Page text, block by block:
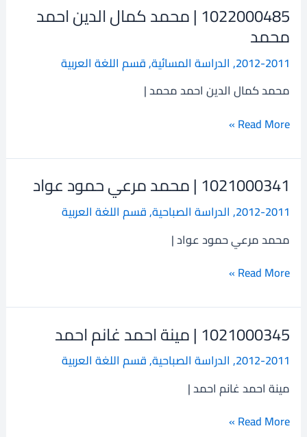
1022000485 | محمد كمال الدين احمد
محمد
2012-2011
, الدراسة المسائية,قسم اللغة العربية
محمد كمال الدين احمد محمد |
1022000485
|
محمد
كمال
احمد
Read More »
1021000341 | محمد مرعي حمود عواد
2012-2011
, الدراسة الصباحية,قسم اللغة العربية
محمد مرعي حمود عواد |
1021000341
محمد
مرعي
حمود
عواد
Read More »
1021000345 | مينة احمد غانم احمد
2012-2011
, الدراسة الصباحية,قسم اللغة العربية
مينة احمد غانم احمد |
1021000345
مينة
احمد
غانم
احمد
Read More »